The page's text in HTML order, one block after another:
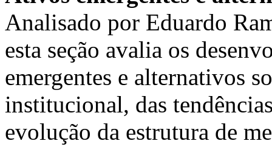
Analisado por Eduardo
esta seção avalia os
emergentes e alternativos
institucional, das
evolução da estrutura de